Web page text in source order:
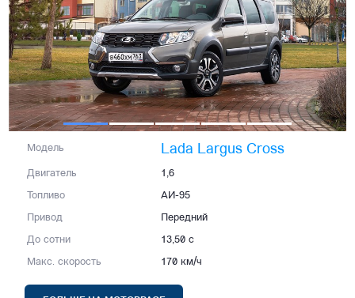
Модель Lada Largus Cross
Двигатель 1,6
Топливо АИ-95
Привод Передний
До сотни 13,50 с
Макс. скорость 170 км/ч